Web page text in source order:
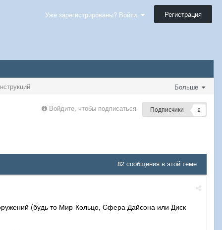
Уже зарегистрированы? Войти Регистрация
Больше
Войдите, чтобы подписаться Подписчики 2
82 сообщения в этой теме
(будь то Мир-Кольцо, Сфера Дайсона или Диск